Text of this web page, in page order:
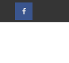
Facebook